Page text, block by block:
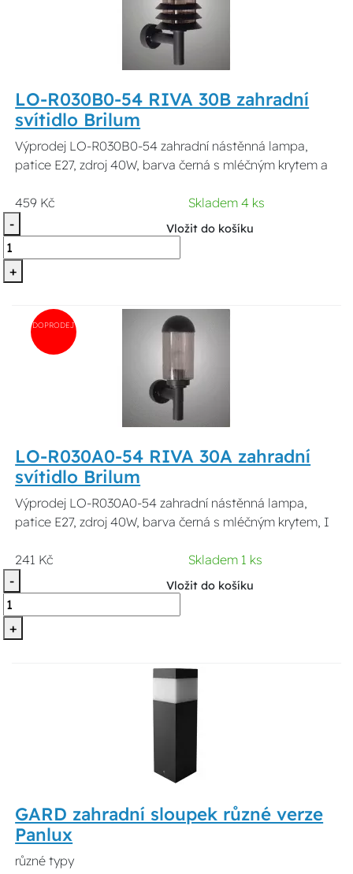
LO-R030B0-54 RIVA 30B zahradní
svítidlo Brilum
Výprodej LO-R030B0-54 zahradní nástěnná lampa,
patice E27, zdroj 40W, barva černá s mléčným krytem a
459 Kč
Skladem 4 ks
-
+
Vložit do košíku
DOPRODEJ
LO-R030A0-54 RIVA 30A zahradní
svítidlo Brilum
Výprodej LO-R030A0-54 zahradní nástěnná lampa,
patice E27, zdroj 40W, barva černá s mléčným krytem, I
241 Kč
Skladem 1 ks
-
+
Vložit do košíku
GARD zahradní sloupek různé verze
Panlux
různé typy